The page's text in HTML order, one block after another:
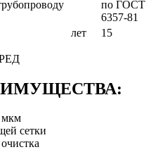
по ГОСТ
6357-81
лет 15
мкм
сетки